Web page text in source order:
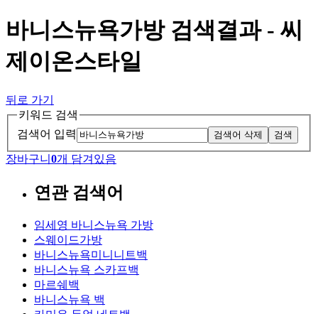
바니스뉴욕가방 검색결과 - 씨
제이온스타일
뒤로 가기
키워드 검색
검색어 입력
검색어 삭제 검색
장바구니 0개 담겨있음
연관 검색어
임세영 바니스뉴욕 가방
스웨이드가방
바니스뉴욕미니니트백
바니스뉴욕 스카프백
마르쉐백
바니스뉴욕 백